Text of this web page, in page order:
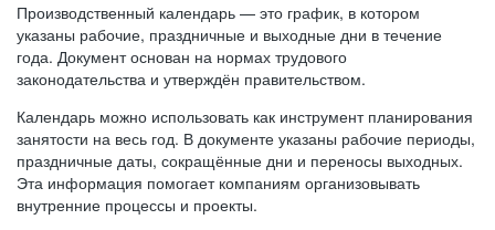
Производственный календарь — это график, в котором
указаны рабочие, праздничные и выходные дни в течение
года. Документ основан на нормах трудового
законодательства и утверждён правительством.
Календарь можно использовать как инструмент планирования
занятости на весь год. В документе указаны рабочие периоды,
праздничные даты, сокращённые дни и переносы выходных.
Эта информация помогает компаниям организовывать
внутренние процессы и проекты.